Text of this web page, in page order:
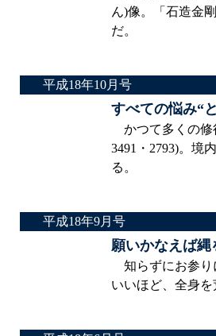
ん)像。「石造金
だ。
平成18年10月号
すべての悩み“
かつて多くの修
3491・2793)。境
る。
平成18年9月号
願いかなえば
知らずにお参り
いいほど、全身